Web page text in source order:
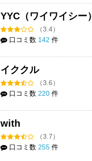
YYC（ワイワイシー）
（3.4）
口コミ数 142 件
イククル
（3.6）
口コミ数 220 件
with
（3.7）
口コミ数 255 件